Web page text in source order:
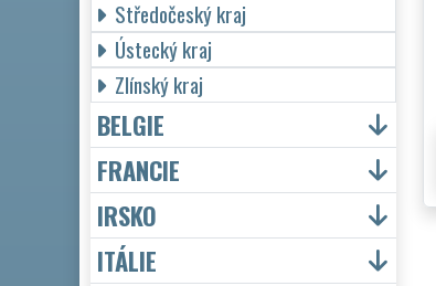
Středočeský kraj
Ústecký kraj
Zlínský kraj
BELGIE
FRANCIE
IRSKO
ITÁLIE